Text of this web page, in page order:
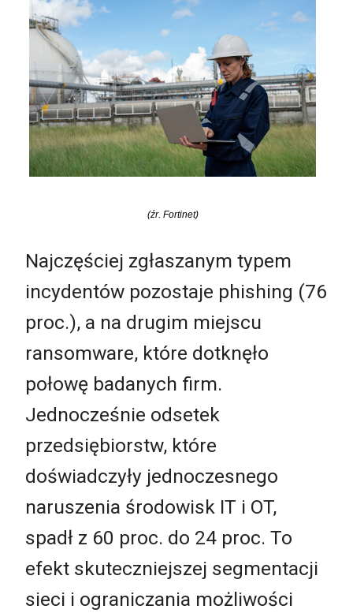
(źr. Fortinet)
Najczęściej zgłaszanym typem
incydentów pozostaje phishing (76
proc.), a na drugim miejscu
ransomware, które dotknęło
połowę badanych firm.
Jednocześnie odsetek
przedsiębiorstw, które
doświadczyły jednoczesnego
naruszenia środowisk IT i OT,
spadł z 60 proc. do 24 proc. To
efekt skuteczniejszej segmentacji
sieci i ograniczania możliwości